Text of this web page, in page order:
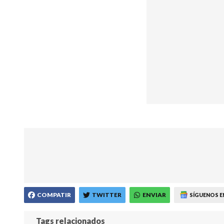
COMPATIR TWITTER ENVIAR SÍGUENOS
Tags relacionados